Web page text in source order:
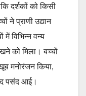
दर्शकों को किसी
ने प्राणी उद्यान
विभिन्न वन्य
को मिला। बच्चों
मनोरंजन किया,
पसंद आई।